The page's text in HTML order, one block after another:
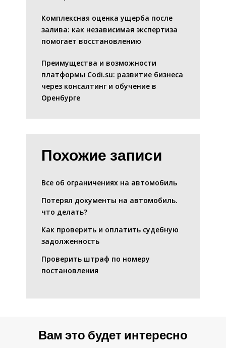
Комплексная оценка ущерба после
залива: как независимая экспертиза
помогает восстановлению
Преимущества и возможности
платформы Codi.su: развитие бизнеса
через консалтинг и обучение в
Оренбурге
Похожие записи
Все об ограничениях на автомобиль
Потерял документы на автомобиль.
что делать?
Как проверить и оплатить судебную
задолженность
Проверить штраф по номеру
постановления
Вам это будет интересно